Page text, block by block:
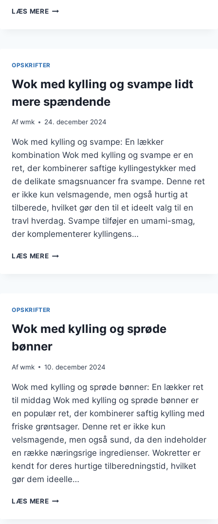
LÆS MEREWOK
OPSKRIFTER
Wok med kylling og svampe lidt
mere spændende
Afwmk 24. december 2024
Wok med kylling og svampe: En lækker
kombination Wok med kylling og svampe er en
ret, der kombinerer saftige kyllingestykker med
de delikate smagsnuancer fra svampe. Denne ret
er ikke kun velsmagende, men også hurtig at
tilberede, hvilket gør den til et ideelt valg til en
travl hverdag. Svampe tilføjer en umami-smag,
der komplementerer kyllingens…
LÆS MEREWOK
SPÆNDENDE
OPSKRIFTER
Wok med kylling og sprøde
bønner
Afwmk 10. december 2024
Wok med kylling og sprøde bønner: En lækker ret
til middag Wok med kylling og sprøde bønner er
en populær ret, der kombinerer saftig kylling med
friske grøntsager. Denne ret er ikke kun
velsmagende, men også sund, da den indeholder
en række næringsrige ingredienser. Wokretter er
kendt for deres hurtige tilberedningstid, hvilket
gør dem ideelle…
LÆS MEREWOK